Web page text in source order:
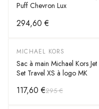
Puff Chevron Lux
294,60 €
-60%
MICHAEL KORS
Sac à main Michael Kors Jet
Set Travel XS à logo MK
117,60 €295 €